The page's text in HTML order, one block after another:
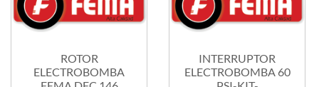
ROTOR
ELECTROBOMBA
INTERRUPTOR
ELECTROBOMBA 60